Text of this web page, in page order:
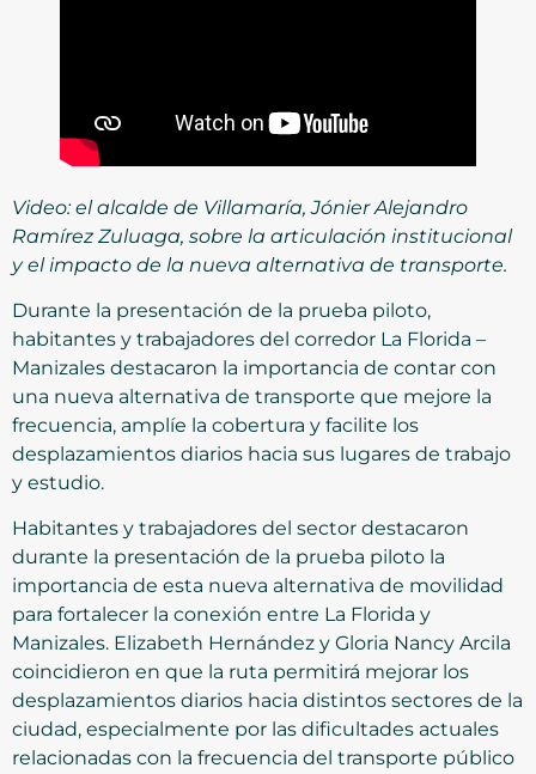
Video: el alcalde de Villamaría, Jónier Alejandro
Ramírez Zuluaga, sobre la articulación institucional
y el impacto de la nueva alternativa de transporte.
Durante la presentación de la prueba piloto,
habitantes y trabajadores del corredor La Florida –
Manizales destacaron la importancia de contar con
una nueva alternativa de transporte que mejore la
frecuencia, amplíe la cobertura y facilite los
desplazamientos diarios hacia sus lugares de trabajo
y estudio.
Habitantes y trabajadores del sector destacaron
durante la presentación de la prueba piloto la
importancia de esta nueva alternativa de movilidad
para fortalecer la conexión entre La Florida y
Manizales. Elizabeth Hernández y Gloria Nancy Arcila
coincidieron en que la ruta permitirá mejorar los
desplazamientos diarios hacia distintos sectores de la
ciudad, especialmente por las dificultades actuales
relacionadas con la frecuencia del transporte público